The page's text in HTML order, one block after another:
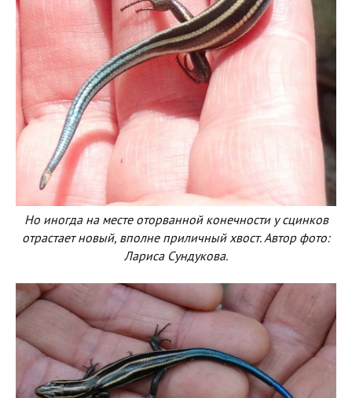
Но иногда на месте оторванной конечности у сцинков
отрастает новый, вполне приличный хвост. Автор фото:
Лариса Сундукова.